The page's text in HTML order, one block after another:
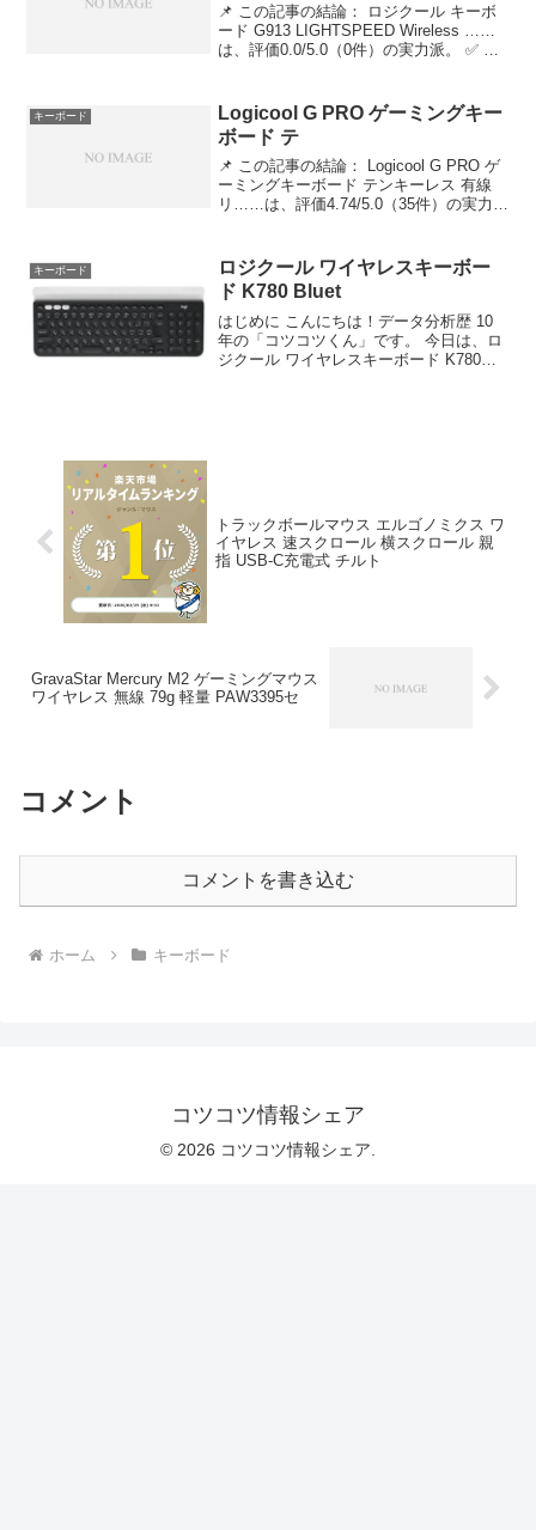
📌 この記事の結論： ロジクール キーボ
ード G913 LIGHTSPEED Wireless ……
は、評価0.0/5.0（0件）の実力派。 ✅ こ
LIGHTS...
キーボード
Logicool G PRO ゲーミングキー
ボード テ
📌 この記事の結論： Logicool G PRO ゲ
ーミングキーボード テンキーレス 有線
リ……は、評価4.74/5.0（35件）の実力
ミングキ...
キーボード
ロジクール ワイヤレスキーボー
ド K780 Bluet
はじめに こんにちは！データ分析歴 10
年の「コツコツくん」です。 今日は、ロ
ジクール ワイヤレスキーボード K780
トラックボールマウス エルゴノミクス ワ
イヤレス 速スクロール 横スクロール 親
指 USB-C充電式 チルト
GravaStar Mercury M2 ゲーミングマウス
ワイヤレス 無線 79g 軽量 PAW3395セ
コメント
コメントを書き込む
ホーム キーボード
コツコツ情報シェア
© 2026 コツコツ情報シェア.